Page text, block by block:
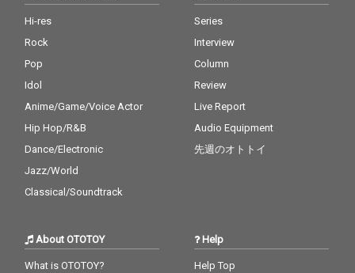
Hi-res
Rock
Pop
Idol
Anime/Game/Voice Actor
Hip Hop/R&B
Dance/Electronic
Jazz/World
Classical/Soundtrack
Series
Interview
Column
Review
Live Report
Audio Equipment
先週のオトトイ
About OTOTOY
What is OTOTOY?
Help
Help Top